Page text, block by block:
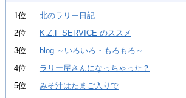
1位
北のラリー日記
2位
K.Z.F SERVICE のススメ
3位
blog ～いろいろ・もろもろ～
4位
ラリー屋さんになっちゃった？
5位
みそ汁はたまご入りで